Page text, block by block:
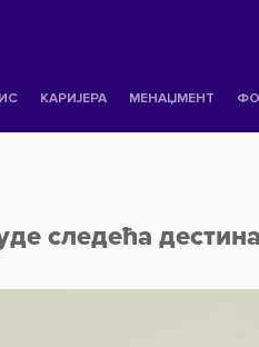
КАРИЈЕРА МЕНАЏМЕНТ
следећа